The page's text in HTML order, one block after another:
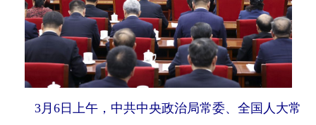
3月6日上午，中共中央政治局常委、全国人大常